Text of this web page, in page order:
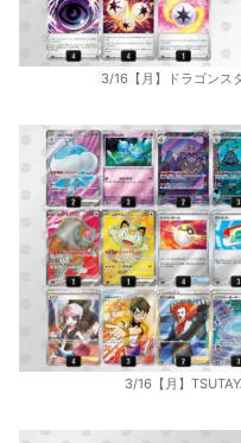
3/16【月】ドラゴンス
3/16【月】